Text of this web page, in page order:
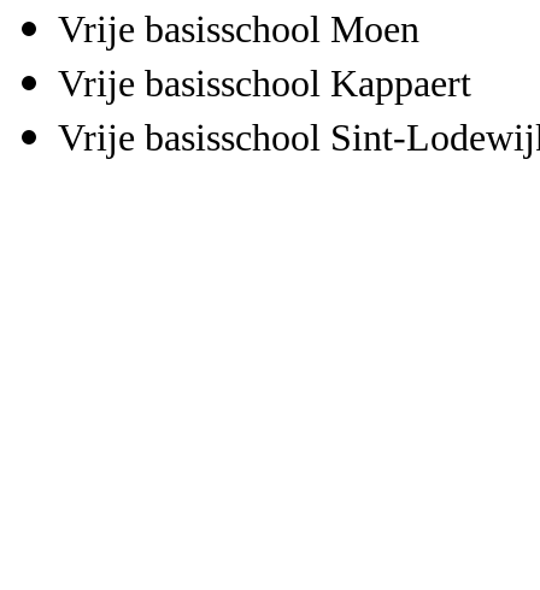
Vrije basisschool Moen
Vrije basisschool Kappaert
Vrije basisschool Sint-